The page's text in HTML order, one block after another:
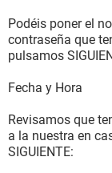
Podéis poner el
contraseña que
pulsamos
Fecha y Hora
Revisamos que
a la nuestra en
SIGUIENTE: